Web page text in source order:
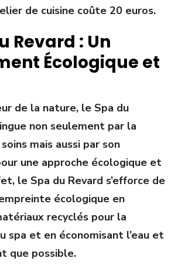
de cuisine coûte 20 euros.
Revard : Un
Écologique et
de la nature, le Spa du
non seulement par la
mais aussi par son
une approche écologique et
le Spa du Revard s’efforce de
écologique en
recyclés pour la
spa et en économisant l’eau et
que possible.